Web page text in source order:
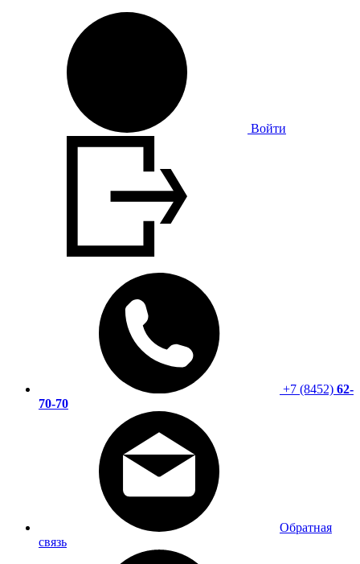
Войти
+7 (8452) 62-
70-70
Обратная
связь